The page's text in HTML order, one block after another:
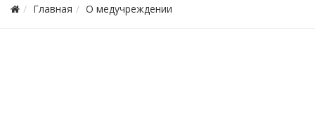
Главная О медучреждении